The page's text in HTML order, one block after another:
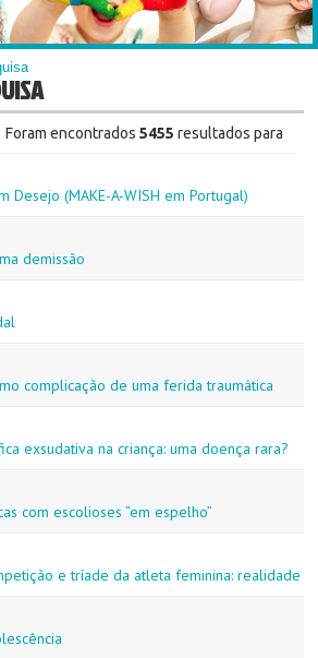
Foram encontrados 5455resultados para
Desejo (MAKE-A-WISH em Portugal)
demissão
complicação de uma ferida traumática
exsudativa na criança: uma doença rara?
com escolioses “em espelho”
e tríade da atleta feminina: realidade